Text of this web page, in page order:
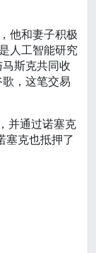
他和妻子积极
人工智能研究
斯克共同收
，这笔交易
并通过诺塞克
塞克也抵押了